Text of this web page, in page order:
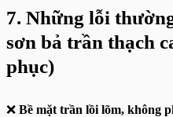
7. Những lỗi
sơn bả trần thạch
phục)
❌ Bề mặt trần lồi lõm, không